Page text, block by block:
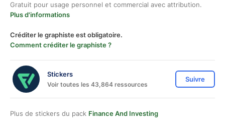
Gratuit pour usage personnel et commercial avec attribution.
Plus d'informations
Créditer le graphiste est obligatoire.
Comment créditer le graphiste ?
Stickers
Voir toutes les 43,864 ressources
Suivre
Plus de stickers du pack Finance And Investing